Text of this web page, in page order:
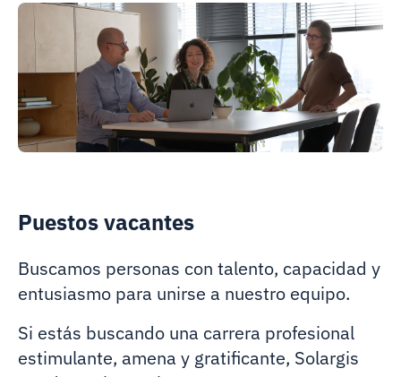
Puestos vacantes
Buscamos personas con talento, capacidad y
entusiasmo para unirse a nuestro equipo.
Si estás buscando una carrera profesional
estimulante, amena y gratificante, Solargis